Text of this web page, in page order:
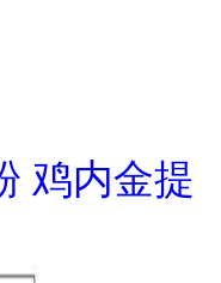
鸡内金提